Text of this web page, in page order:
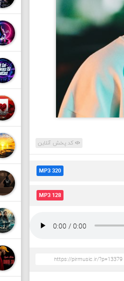
کد پخش آنلاین
MP3 320
MP3 128